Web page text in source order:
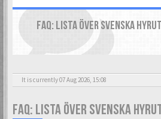
FAQ: LISTA ÖVER SVENSKA
It is currently 07 Aug 2026, 15:08
FAQ: LISTA ÖVER SVENSKA